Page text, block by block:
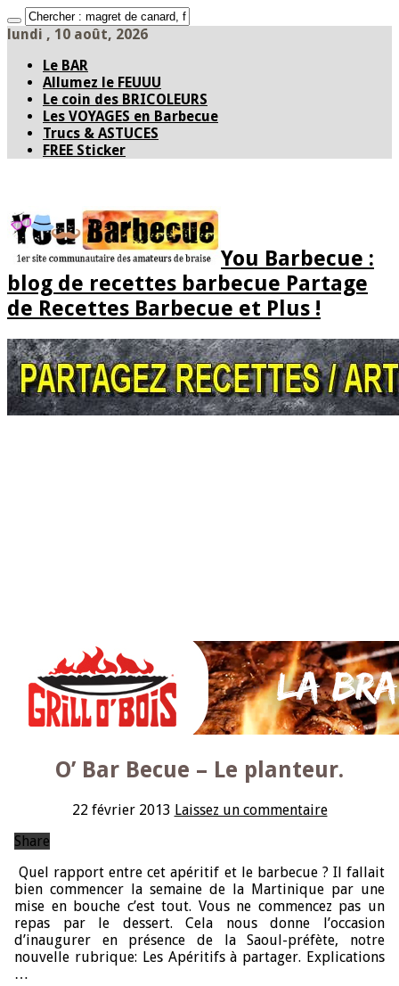
lundi , 10 août, 2026
Le BAR
Allumez le FEUUU
Le coin des BRICOLEURS
Les VOYAGES en Barbecue
Trucs & ASTUCES
FREE Sticker
You Barbecue :
blog de recettes barbecue Partage
de Recettes Barbecue et Plus !
O’ Bar Becue – Le planteur.
22 février 2013 Laissez un commentaire
Share
Quel rapport entre cet apéritif et le barbecue ? Il fallait
bien commencer la semaine de la Martinique par une
mise en bouche c’est tout. Vous ne commencez pas un
repas par le dessert. Cela nous donne l’occasion
d’inaugurer en présence de la Saoul-préfète, notre
nouvelle rubrique: Les Apéritifs à partager. Explications
…